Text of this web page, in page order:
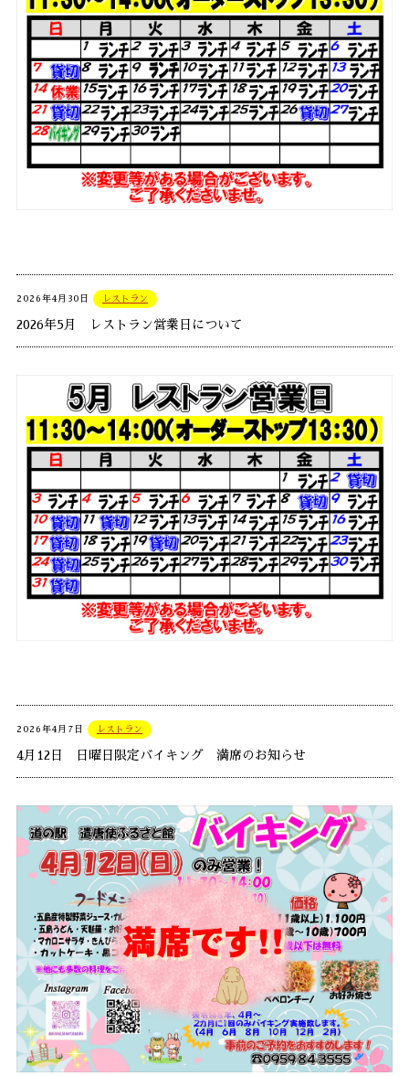
2026年4月30日 レストラン
2026年5月 レストラン営業日について
2026年4月7日 レストラン
4月12日 日曜日限定バイキング 満席のお知らせ